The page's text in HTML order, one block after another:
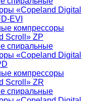
«Copeland Digital
EVI
компрессоры
Scroll» ZP
спиральные
«Copeland Digital
компрессоры
Scroll» ZR
спиральные